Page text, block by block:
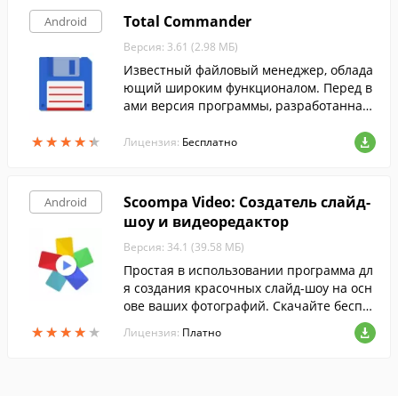
Android
★★★★★
★★★★★
Total Commander
Версия: 3.61 (2.98 МБ)
Известный файловый менеджер, облада
ющий широким функционалом. Перед в
ами версия программы, разработанная
Лицензия: Бесплатно
Android
★★★★ ★
★★★★ ★
Scoompa Video: Создатель слайд-
шоу и видеоредактор
Версия: 34.1 (39.58 МБ)
Простая в использовании программа дл
я создания красочных слайд-шоу на осн
ове ваших фотографий. Скачайте беспл
Лицензия: Платно